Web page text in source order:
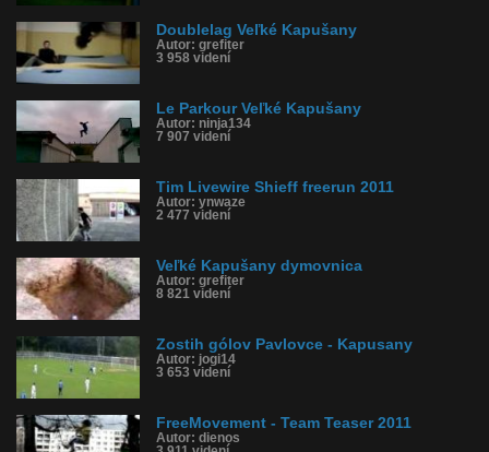
Doublelag Veľké Kapušany
Autor: grefiter
3 958 videní
Le Parkour Veľké Kapušany
Autor: ninja134
7 907 videní
Tim Livewire Shieff freerun 2011
Autor: ynwaze
2 477 videní
Veľké Kapušany dymovnica
Autor: grefiter
8 821 videní
Zostih gólov Pavlovce - Kapusany
Autor: jogi14
3 653 videní
FreeMovement - Team Teaser 2011
Autor: dienos